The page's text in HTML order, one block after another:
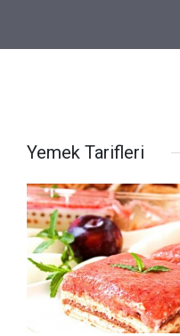
Yemek Tarifleri